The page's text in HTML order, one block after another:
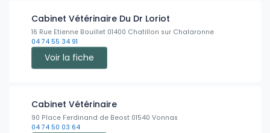
Cabinet Vétérinaire Du Dr Loriot
16 Rue Etienne Bouillet 01400 Chatillon sur Chalaronne
04 74 55 34 91
Voir la fiche
Cabinet Vétérinaire
90 Place Ferdinand de Beost 01540 Vonnas
04 74 50 03 64